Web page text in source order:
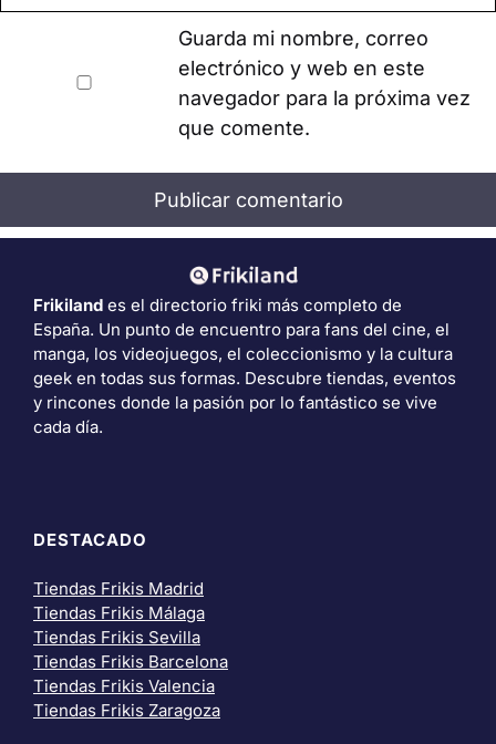
Guarda mi nombre, correo
electrónico y web en este
navegador para la próxima vez
que comente.
Frikiland es el directorio friki más completo de
España. Un punto de encuentro para fans del cine, el
manga, los videojuegos, el coleccionismo y la cultura
geek en todas sus formas. Descubre tiendas, eventos
y rincones donde la pasión por lo fantástico se vive
cada día.
DESTACADO
Tiendas Frikis Madrid
Tiendas Frikis Málaga
Tiendas Frikis Sevilla
Tiendas Frikis Barcelona
Tiendas Frikis Valencia
Tiendas Frikis Zaragoza